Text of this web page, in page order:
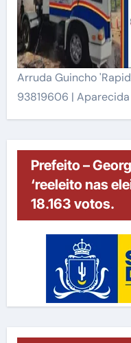
Arruda Guincho
93819606 |
Prefeito –
‘reeleito nas
18.163 votos.